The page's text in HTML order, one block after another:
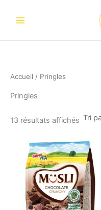
Accueil / Pringles
Pringles
13 résultats affichés